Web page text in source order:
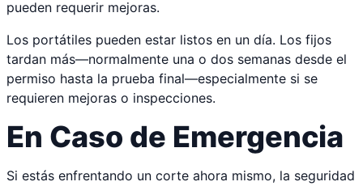
pueden requerir mejoras.
Los portátiles pueden estar listos en un día. Los fijos
tardan más—normalmente una o dos semanas desde el
permiso hasta la prueba final—especialmente si se
requieren mejoras o inspecciones.
En Caso de Emergencia
Si estás enfrentando un corte ahora mismo, la seguridad